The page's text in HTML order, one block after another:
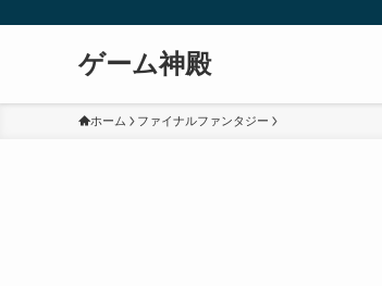
ゲーム神殿
ホーム ファイナルファンタジー